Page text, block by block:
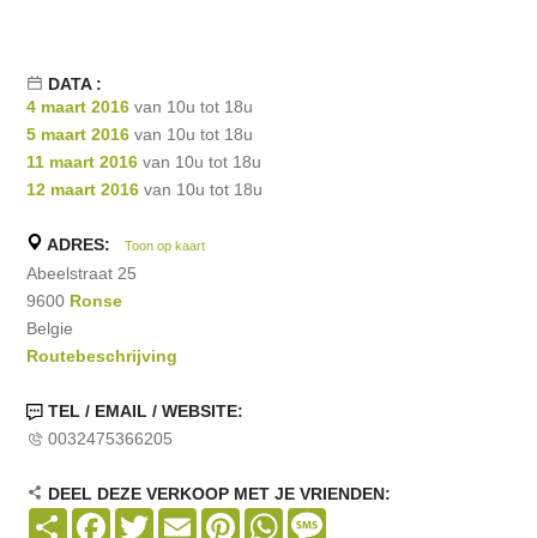
DATA :
4 maart 2016 van 10u tot 18u
5 maart 2016 van 10u tot 18u
11 maart 2016 van 10u tot 18u
12 maart 2016 van 10u tot 18u
ADRES: Toon op kaart
Abeelstraat 25
9600 Ronse
Belgie
Routebeschrijving
TEL / EMAIL / WEBSITE:
0032475366205
DEEL DEZE VERKOOP MET JE VRIENDEN:
Share Facebook
TwitterEmail PinterestWhatsApp